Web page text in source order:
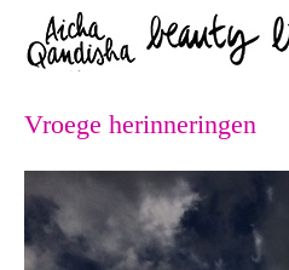
Vroege herinneringen